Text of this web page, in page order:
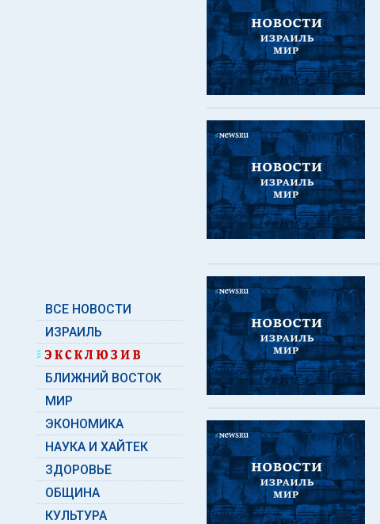
ВСЕ НОВОСТИ
ИЗРАИЛЬ
БЛИЖНИЙ ВОСТОК
МИР
ЭКОНОМИКА
НАУКА И ХАЙТЕК
ЗДОРОВЬЕ
ОБЩИНА
КУЛЬТУРА